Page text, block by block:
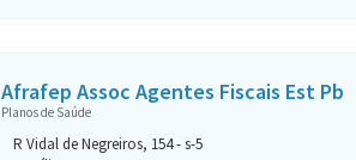
Afrafep Assoc Agentes Fiscais Est Pb
Planos de Saúde
R Vidal de Negreiros, 154 - s-5